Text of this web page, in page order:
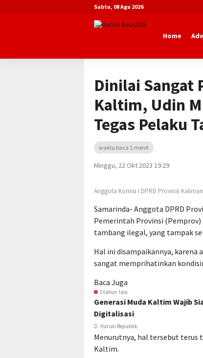
Sabtu, 08 Agu 2026
Home
Dinilai Sangat
Kaltim, Udin
Tegas Pelaku
waktu baca 1 menit
Minggu, 22 Okt 2023 19:29
Anggota Komisi I DPRD Provinsi
Samarinda- Anggota DPRD
Pemerintah Provinsi
tambang ilegal, yang tampak
Hal ini disampaikannya, karena
sangat memprihatinkan
Baca Juga
1 tahun lalu
Generasi Muda Kaltim Wajib
Digitalisasi
Harian Republik
Menurutnya, hal tersebut terus
Kaltim.